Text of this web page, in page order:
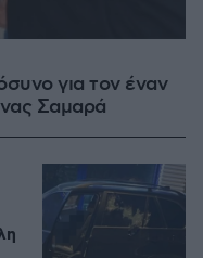
για τον έναν
Σαμαρά